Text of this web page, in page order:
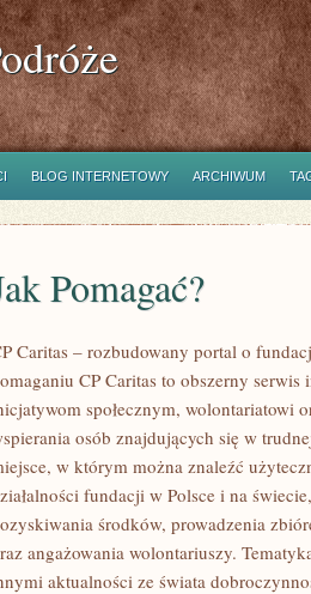
BLOG INTERNETOWY ARCHIWUM
Pomagać?
Caritas – rozbudowany portal o
CP Caritas to obszerny
społecznym, wolontariatowi
osób znajdujących się w
w którym można znaleźć
fundacji w Polsce i na
środków, prowadzenia
angażowania wolontariuszy.
aktualności ze świata